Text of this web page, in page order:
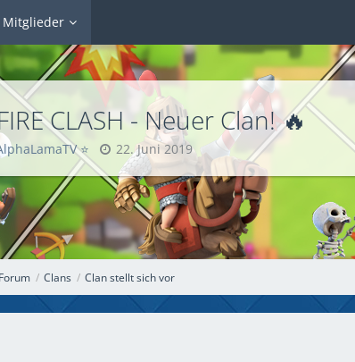
Mitglieder
Clans Clan stellt sich vor
CLASH - Neuer Clan! 🔥
⭐ 22. Juni 2019